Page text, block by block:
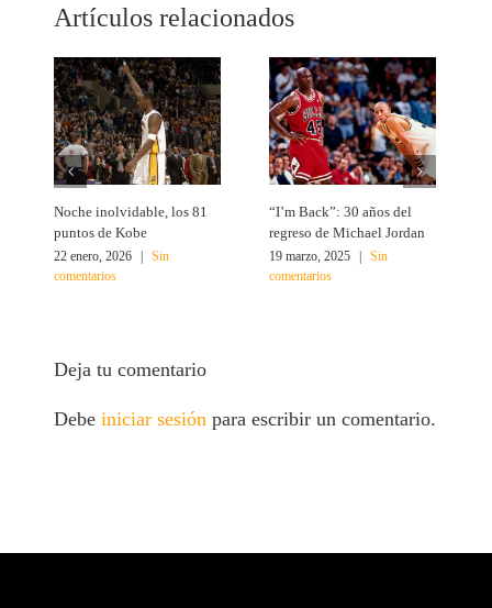
Artículos relacionados
Noche inolvidable, los 81
puntos de Kobe
22 enero, 2026
Sin
comentarios
“I’m Back”: 30 años del
regreso de Michael Jordan
19 marzo, 2025
Sin
comentarios
Deja tu comentario
Debeiniciar sesiónpara escribir un comentario.